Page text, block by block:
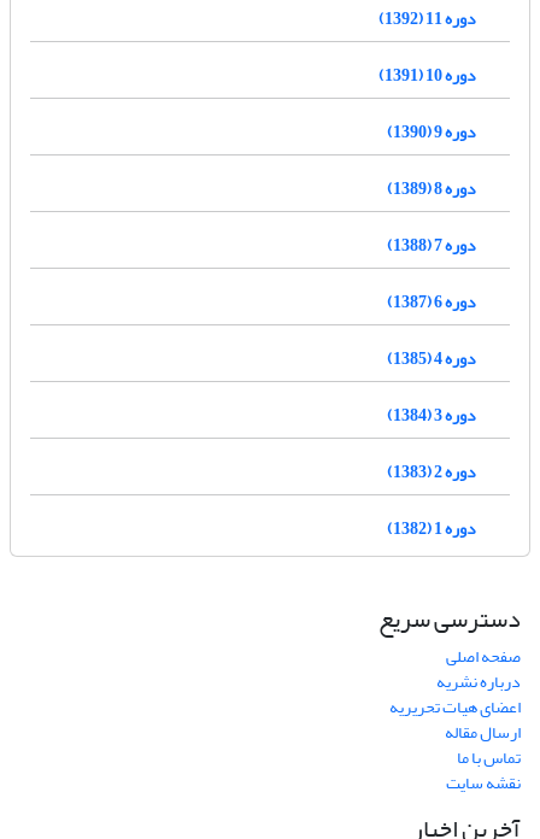
دوره 11 (1392)
دوره 10 (1391)
دوره 9 (1390)
دوره 8 (1389)
دوره 7 (1388)
دوره 6 (1387)
دوره 4 (1385)
دوره 3 (1384)
دوره 2 (1383)
دوره 1 (1382)
دسترسی سریع
صفحه اصلی
درباره نشریه
اعضای هیات تحریریه
ارسال مقاله
تماس با ما
نقشه سایت
آخرین اخبار